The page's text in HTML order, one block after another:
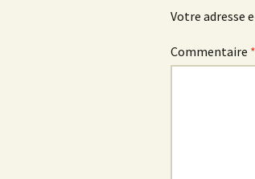
Votre adresse
Commentaire *